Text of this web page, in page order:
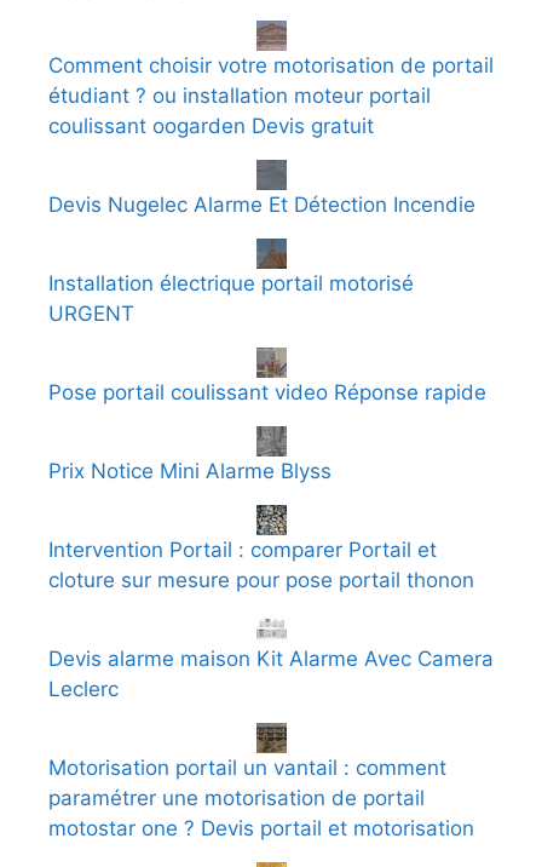
Comment choisir votre motorisation de portail
étudiant ? ou installation moteur portail
coulissant oogarden Devis gratuit
Devis Nugelec Alarme Et Détection Incendie
Installation électrique portail motorisé
URGENT
Pose portail coulissant video Réponse rapide
Prix Notice Mini Alarme Blyss
Intervention Portail : comparer Portail et
cloture sur mesure pour pose portail thonon
Devis alarme maison Kit Alarme Avec Camera
Leclerc
Motorisation portail un vantail : comment
paramétrer une motorisation de portail
motostar one ? Devis portail et motorisation